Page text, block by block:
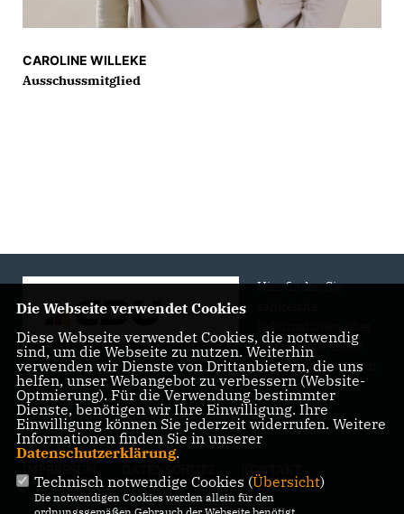
CAROLINE WILLEKE
Ausschussmitglied
Hier finden Sie
uns, unsere Arbeit
und Engagement vor
Ort.
Die Webseite verwendet Cookies
Diese Webseite verwendet Cookies, die notwendig
sind, um die Webseite zu nutzen. Weiterhin
verwenden wir Dienste von Drittanbietern, die uns
helfen, unser Webangebot zu verbessern (Website-
Optmierung). Für die Verwendung bestimmter
Dienste, benötigen wir Ihre Einwilligung. Ihre
Einwilligung können Sie jederzeit widerrufen. Weitere
Informationen finden Sie in unserer
Datenschutzerklärung.
Technisch notwendige Cookies (Übersicht)
Die notwendigen Cookies werden allein für den